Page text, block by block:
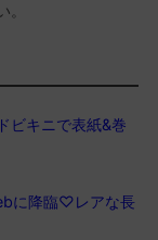
ビキニで表紙&巻
に降臨♡レアな長